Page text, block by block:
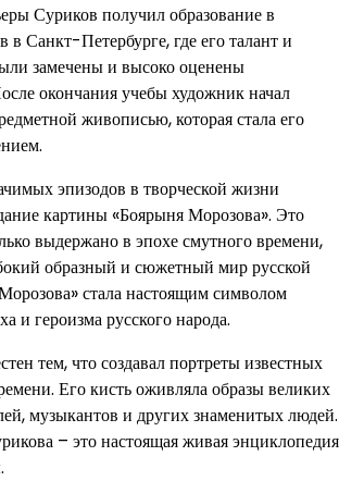
Суриков получил образование в
в Санкт-Петербурге, где его талант и
замечены и высоко оценены
окончания учебы художник начал
живописью, которая стала его
эпизодов в творческой жизни
картины «Боярыня Морозова». Это
выдержано в эпохе смутного времени,
образный и сюжетный мир русской
стала настоящим символом
и героизма русского народа.
тем, что создавал портреты известных
Его кисть оживляла образы великих
музыкантов и других знаменитых людей.
– это настоящая живая энциклопедия